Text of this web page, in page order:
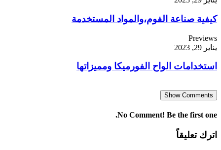
كيفية صناعة الفوم،والمواد المستخدمة
Previews
يناير 29, 2023
استخدامات الواح الفورميكا ومميزاتها
Show Comments
No Comment! Be the first one.
اترك تعليقاً